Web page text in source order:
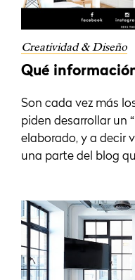
Creatividad & Diseño
Qué
Son cada vez más
piden desarrollar un
elaborado, y a decir
una parte del blog